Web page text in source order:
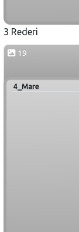
3 Rederi
19
4_Mare